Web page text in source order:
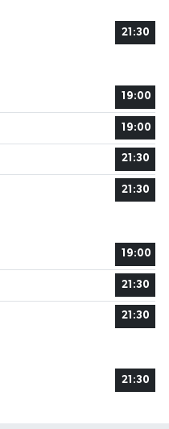
21:30
19:00
19:00
21:30
21:30
19:00
21:30
21:30
21:30